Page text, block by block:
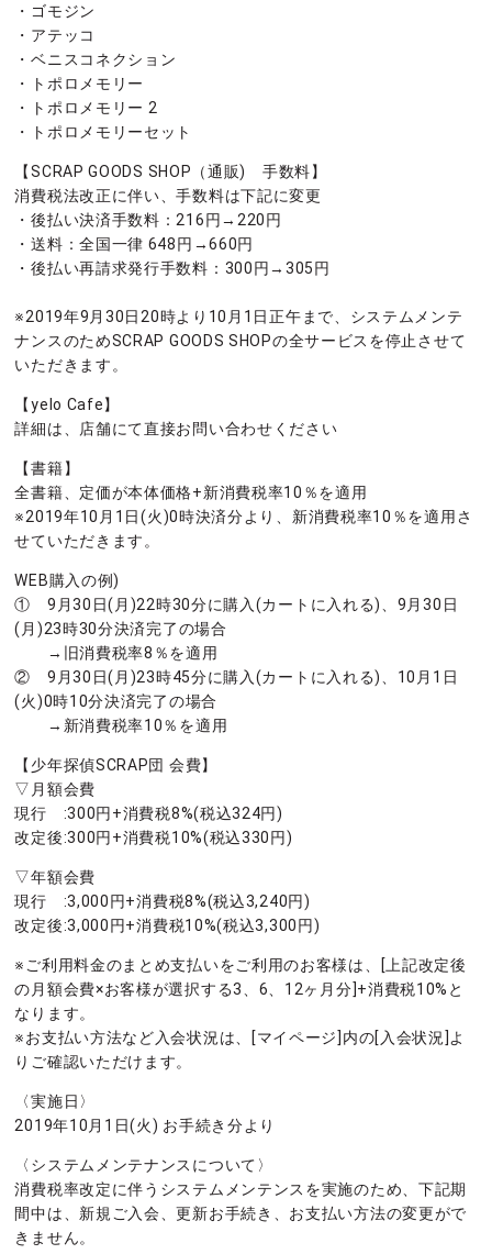
・ゴモジン
・アテッコ
・ベニスコネクション
・トポロメモリー
・トポロメモリー 2
・トポロメモリーセット
【SCRAP GOODS SHOP（通販) 手数料】
消費税法改正に伴い、手数料は下記に変更
・後払い決済手数料：216円→220円
・送料：全国一律 648円→660円
・後払い再請求発行手数料：300円→305円
※2019年9月30日20時より10月1日正午まで、システムメンテ
ナンスのためSCRAP GOODS SHOPの全サービスを停止させて
いただきます。
【yelo Cafe】
詳細は、店舗にて直接お問い合わせください
【書籍】
全書籍、定価が本体価格+新消費税率10％を適用
※2019年10月1日(火)0時決済分より、新消費税率10％を適用さ
せていただきます。
WEB購入の例)
① 9月30日(月)22時30分に購入(カートに入れる)、9月30日
(月)23時30分決済完了の場合
→旧消費税率8％を適用
② 9月30日(月)23時45分に購入(カートに入れる)、10月1日
(火)0時10分決済完了の場合
→新消費税率10％を適用
【少年探偵SCRAP団 会費】
▽月額会費
現行 :300円+消費税8%(税込324円)
改定後:300円+消費税10%(税込330円)
▽年額会費
現行 :3,000円+消費税8%(税込3,240円)
改定後:3,000円+消費税10%(税込3,300円)
※ご利用料金のまとめ支払いをご利用のお客様は、[上記改定後
の月額会費×お客様が選択する3、6、12ヶ月分]+消費税10%と
なります。
※お支払い方法など入会状況は、[マイページ]内の[入会状況]よ
りご確認いただけます。
〈実施日〉
2019年10月1日(火) お手続き分より
〈システムメンテナンスについて〉
消費税率改定に伴うシステムメンテンスを実施のため、下記期
間中は、新規ご入会、更新お手続き、お支払い方法の変更がで
きません。